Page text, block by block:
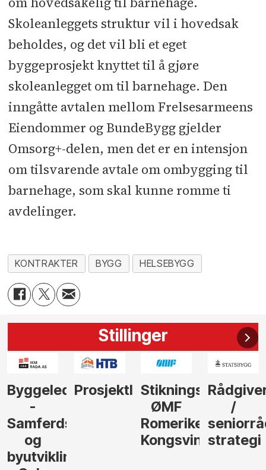
Skoleanleggets struktur vil i hovedsak
beholdes, og det vil bli et eget
byggeprosjekt knyttet til å gjøre
skoleanlegget om til barnehage. Den
inngåtte avtalen mellom Frelsesarmeens
Eiendommer og BundeBygg gjelder
Omsorg+-delen, men det er en intensjon
om tilsvarende avtale om ombygging til
barnehage, som skal kunne romme ti
avdelinger.
KONTRAKTER BYGG HELSEBYGG
Stillinger
ProsjektlederStikningsingeniør
Kongsvinger
Rådgiver
/
seniorrådgiver
strategi
til
i Gulen